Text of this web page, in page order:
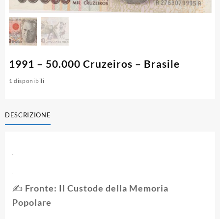
1991 – 50.000 Cruzeiros – Brasile
1 disponibili
DESCRIZIONE
.
.
✍️ Fronte: Il Custode della Memoria
Popolare